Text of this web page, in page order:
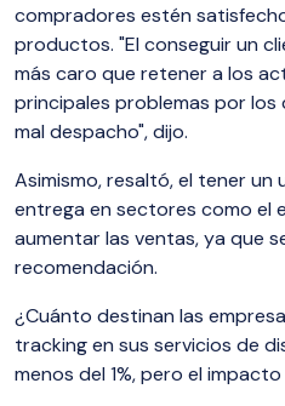
compradores estén
productos. "El conseguir un
más caro que retener a los
principales problemas por los
mal despacho", dijo.
Asimismo, resaltó, el tener un
entrega en sectores como el
aumentar las ventas, ya que
recomendación.
¿Cuánto destinan las
tracking en sus servicios de
menos del 1%, pero el